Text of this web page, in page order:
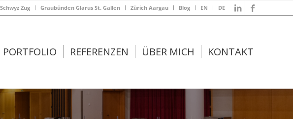
Zug Graubünden Glarus St. Gallen Zürich Aargau Blog EN DE
PORTFOLIO REFERENZEN ÜBER MICH KONTAKT